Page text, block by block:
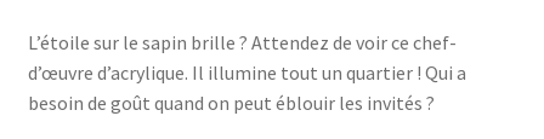
L’étoile sur le sapin brille ? Attendez de voir ce chef-
d’œuvre d’acrylique. Il illumine tout un quartier ! Qui a
besoin de goût quand on peut éblouir les invités ?